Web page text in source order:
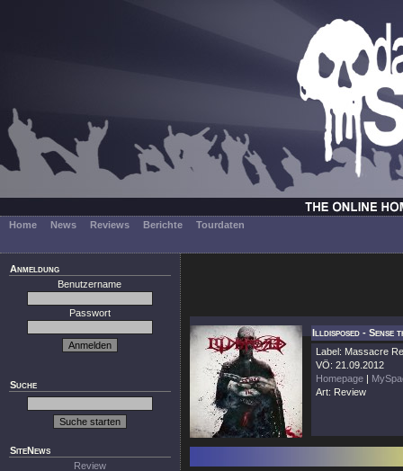
Home News Reviews Berichte Tourdaten
Anmeldung
Benutzername
Passwort
Suche
SiteNews
Review
Illdisposed - Sense
Label: Massacre
VÖ: 21.09.2012
Homepage |
Art: Review